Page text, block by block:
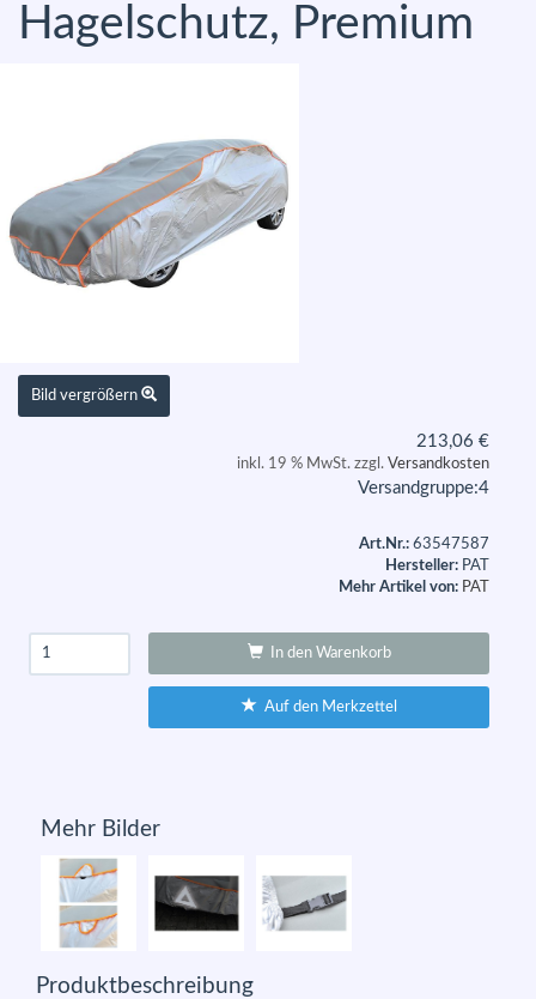
Hagelschutz, Premium
Bild vergrößern
213,06 €
inkl. 19 % MwSt. zzgl. Versandkosten
Versandgruppe:4
Art.Nr.: 63547587
Hersteller: PAT
Mehr Artikel von: PAT
In den Warenkorb
Auf den Merkzettel
Mehr Bilder
Produktbeschreibung